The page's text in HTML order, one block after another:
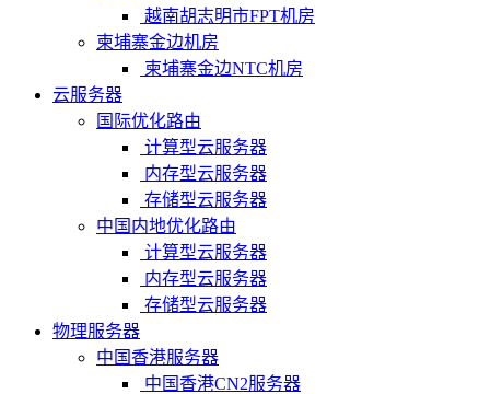
越南胡志明市FPT机房
柬埔寨金边机房
柬埔寨金边NTC机房
云服务器
国际优化路由
计算型云服务器
内存型云服务器
存储型云服务器
中国内地优化路由
计算型云服务器
内存型云服务器
存储型云服务器
物理服务器
中国香港服务器
中国香港CN2服务器